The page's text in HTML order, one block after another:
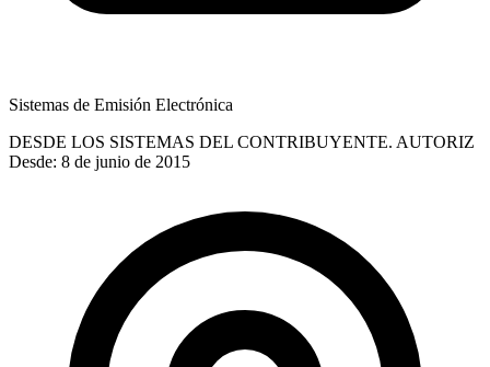
Sistemas de Emisión Electrónica
DESDE LOS SISTEMAS DEL CONTRIBUYENTE. AUTORIZ
Desde: 8 de junio de 2015